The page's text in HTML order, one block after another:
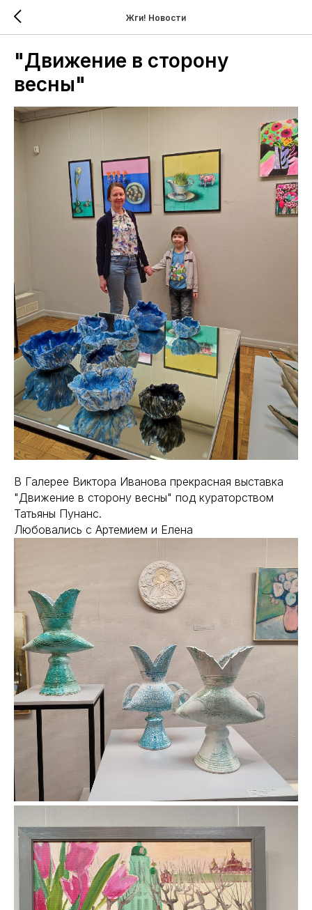
Жги! Новости
"Движение в сторону
весны"
В Галерее Виктора Иванова прекрасная выставка
"Движение в сторону весны" под кураторством
Татьяны Пунанс.
Любовались с Артемием и Елена